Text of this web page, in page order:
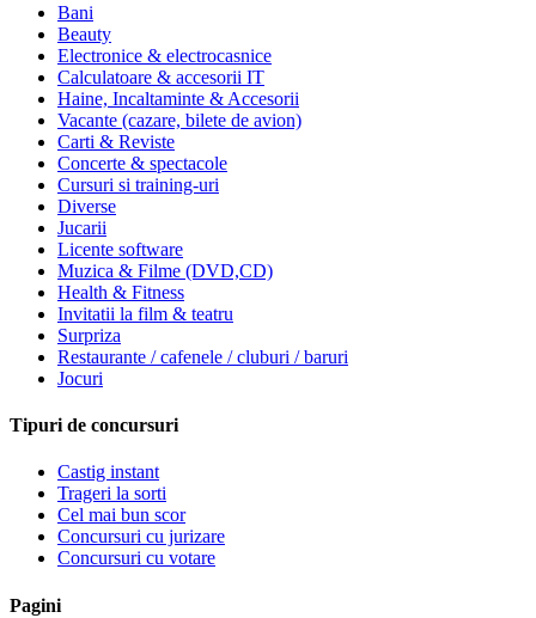
Bani
Beauty
Electronice & electrocasnice
Calculatoare & accesorii IT
Haine, Incaltaminte & Accesorii
Vacante (cazare, bilete de avion)
Carti & Reviste
Concerte & spectacole
Cursuri si training-uri
Diverse
Jucarii
Licente software
Muzica & Filme (DVD,CD)
Health & Fitness
Invitatii la film & teatru
Surpriza
Restaurante / cafenele / cluburi / baruri
Jocuri
Tipuri de concursuri
Castig instant
Trageri la sorti
Cel mai bun scor
Concursuri cu jurizare
Concursuri cu votare
Pagini